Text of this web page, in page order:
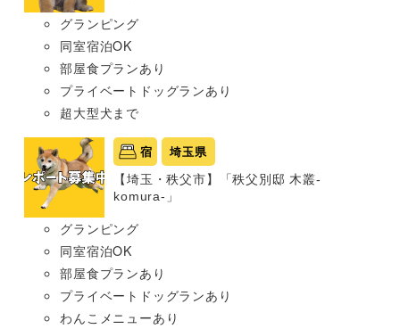
グランピング
同室宿泊OK
部屋食プランあり
プライベートドッグランあり
超大型犬まで
宿 埼玉県
【埼玉・秩父市】「秩父別邸 木叢-
komura-」
グランピング
同室宿泊OK
部屋食プランあり
プライベートドッグランあり
わんこメニューあり